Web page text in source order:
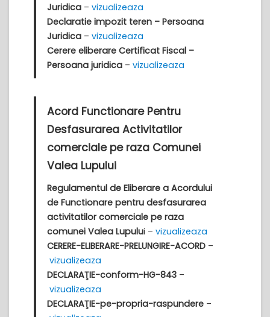
Juridica– vizualizeaza
Declaratie impozit teren – Persoana
Juridica– vizualizeaza
Cerere eliberare Certificat Fiscal –
Persoana juridica– vizualizeaza
Acord Functionare Pentru
Desfasurarea Activitatilor
comerciale pe raza Comunei
Valea Lupului
Regulamentul de Eliberare a Acordului
de Functionare pentru desfasurarea
activitatilor comerciale pe raza
comunei Valea Lupului – vizualizeaza
CERERE-ELIBERARE-PRELUNGIRE-ACORD–
vizualizeaza
DECLARAŢIE-conform-HG-843–
vizualizeaza
DECLARAŢIE-pe-propria-raspundere–